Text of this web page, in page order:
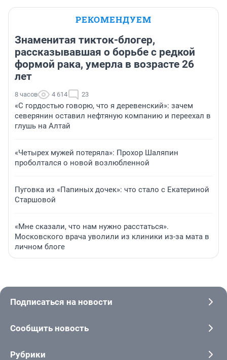
РЕКОМЕНДУЕМ
Знаменитая тикток-блогер,
рассказывавшая о борьбе с редкой
формой рака, умерла в возрасте 26
лет
8 часов 4 614 23
«С гордостью говорю, что я деревенский»: зачем
северянин оставил нефтяную компанию и переехал в
глушь на Алтай
«Четырех мужей потеряла»: Прохор Шаляпин
проболтался о новой возлюбленной
Пуговка из «Папиных дочек»: что стало с Екатериной
Старшовой
«Мне сказали, что нам нужно расстаться».
Московского врача уволили из клиники из-за мата в
личном блоге
Подписаться на новости
Сообщить новость
Рубрики